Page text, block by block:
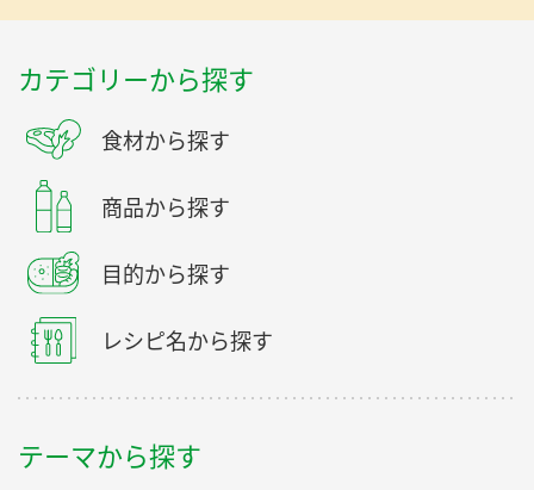
カテゴリーから探す
食材から探す
商品から探す
目的から探す
レシピ名から探す
テーマから探す